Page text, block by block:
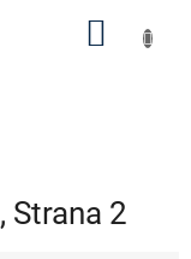
, Strana 2